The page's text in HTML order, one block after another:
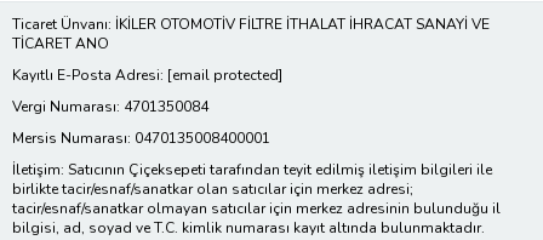
Ticaret Ünvanı: İKİLER OTOMOTİV FİLTRE İTHALAT İHRACAT SANAYİ VE
TİCARET ANO
Kayıtlı E-Posta Adresi: [email protected]
Vergi Numarası: 4701350084
Mersis Numarası: 0470135008400001
İletişim: Satıcının Çiçeksepeti tarafından teyit edilmiş iletişim bilgileri ile
birlikte tacir/esnaf/sanatkar olan satıcılar için merkez adresi;
tacir/esnaf/sanatkar olmayan satıcılar için merkez adresinin bulunduğu il
bilgisi, ad, soyad ve T.C. kimlik numarası kayıt altında bulunmaktadır.